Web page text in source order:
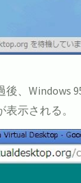
後、Windows
表示される。